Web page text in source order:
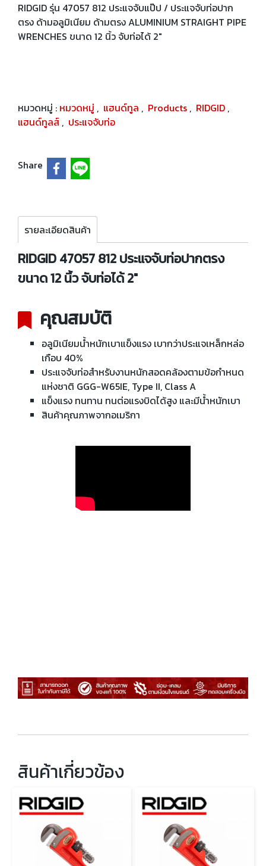
RIDGID รุ่น 47057 812 ประแจจับแป๊ป / ประแจจับท่อปาก
ตรง ด้ามอลูมิเนียม ด้ามตรง ALUMINIUM STRAIGHT PIPE
WRENCHES ขนาด 12 นิ้ว จับท่อได้ 2"
หมวดหมู่ : หมวดหมู่ , แฮนด์ทูล , Products , RIDGID ,
แฮนด์ทูลส์ , ประแจจับท่อ
Share
รายละเอียดสินค้า
RIDGID 47057 812 ประแจจับท่อปากตรง
ขนาด 12 นิ้ว จับท่อได้ 2"
คุณสมบัติ
อลูมิเนียมน้ำหนักเบาแข็งแรง เบากว่าประแจเหล็กหล่อ
เกือบ 40%
ประแจจับท่อสำหรับงานหนักสอดคล้องตามข้อกำหนด
แห่งชาติ GGG-W65IE, Type II, Class A
แข็งแรง ทนทาน ทนต่อแรงบิดได้สูง และมีน้ำหนักเบา
สินค้าคุณภาพจากอเมริกา
สินค้าเกี่ยวข้อง